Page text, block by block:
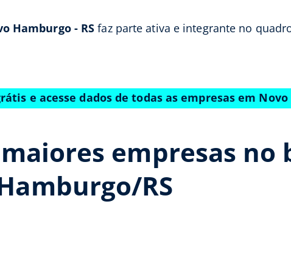
Hamburgo - RS faz parte ativa e integrante no
e acesse dados de todas as empresas em
empresas
RS